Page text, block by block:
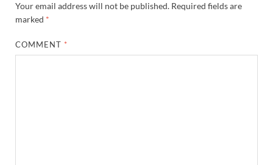
Your email address will not be published. Required fields are
marked *
COMMENT *